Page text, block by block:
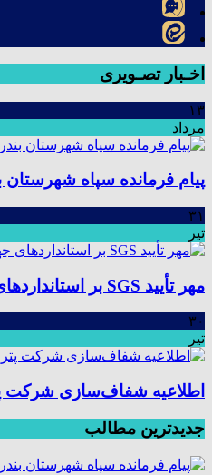
اخـبار تصـویری
۱۳
مرداد
پیام فرمانده سپاه
۳۱
تیر
مهر تأیید SGS بر استانداردهای جهانیِ شرکت عملیات اکتشاف نفت؛ موفقیت در ممیزی سیستم مدیریت یکپارچه
۳۰
تیر
اطلاعیه شفاف‌سازی شرکت
جدیدترین مطالب